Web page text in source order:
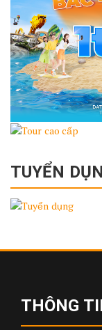
TUYỂN
THÔNG